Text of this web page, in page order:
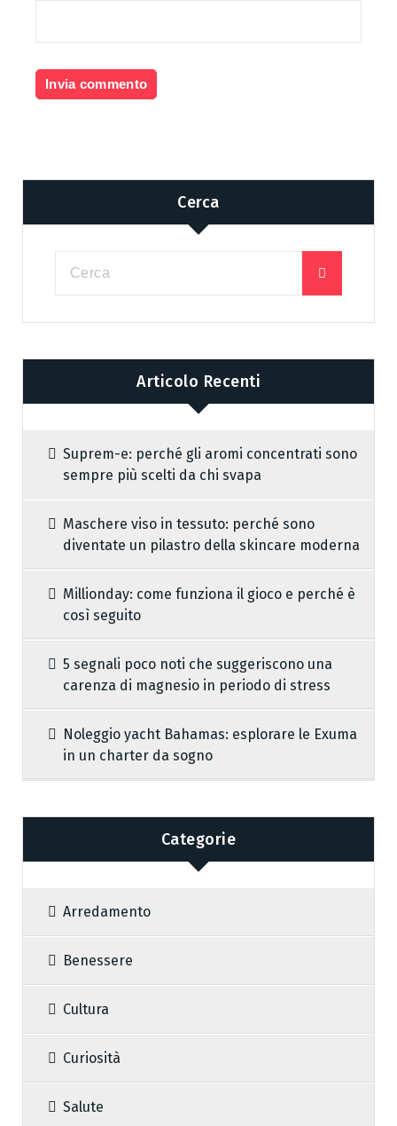
Cerca
Articolo Recenti
Suprem-e: perché gli aromi concentrati sono
sempre più scelti da chi svapa
Maschere viso in tessuto: perché sono
diventate un pilastro della skincare moderna
Millionday: come funziona il gioco e perché è
così seguito
5 segnali poco noti che suggeriscono una
carenza di magnesio in periodo di stress
Noleggio yacht Bahamas: esplorare le Exuma
in un charter da sogno
Categorie
Arredamento
Benessere
Cultura
Curiosità
Salute